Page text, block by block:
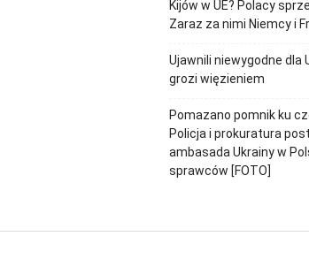
Kijów w UE? Polacy
Zaraz za nimi Niemcy i
Ujawnili niewygodne dla
grozi więzieniem
Pomazano pomnik ku
Policja i prokuratura
ambasada Ukrainy w
sprawców [FOTO]